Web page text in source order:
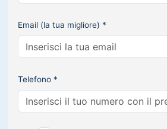
Email (la tua migliore) *
Telefono *